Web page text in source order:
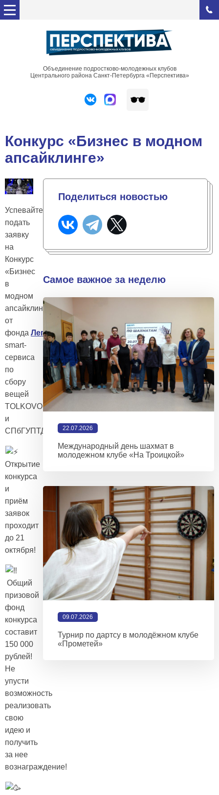
Объединение подростково-молодежных клубов
Центрального района Санкт-Петербурга «Перспектива»
Конкурс «Бизнес в модном
апсайклинге»
Успевайте
подать
заявку
на
Конкурс
«Бизнес
в
модном
апсайклинге»
от
фонда Лепта,
smart-
сервиса
по
сбору
вещей
TOLKOVO
и
СПбГУПТД!
Открытие
конкурса
и
приём
заявок
проходит
до 21
октября!
Общий
призовой
фонд
конкурса
составит
150 000
рублей!
Не
упусти
возможность
реализовать
свою
идею и
получить
за нее
вознаграждение!
Поделиться новостью
Самое важное за неделю
22.07.2026
Международный день шахмат в
молодежном клубе «На Троицкой»
09.07.2026
Турнир по дартсу в молодёжном клубе
«Прометей»